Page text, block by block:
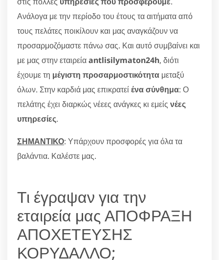
Ανάλογα με την περίοδο του έτους τα αιτήματα από
τους πελάτες ποικίλουν και μας αναγκάζουν να
προσαρμοζόμαστε πάνω σας. Και αυτό συμβαίνει και
με μας στην εταιρείαantlisilymaton24h, διότι
έχουμε τη μέγιστη προσαρμοστικότητα μεταξύ
όλων. Στην καρδιά μας επικρατείένα σύνθημα: Ο
πελάτης έχει διαρκώς νέεες ανάγκες κι εμείς νέες
υπηρεσίες.
ΣΗΜΑΝΤΙΚΟ: Υπάρχουν προσφορές για όλα τα
βαλάντια. Καλέστε μας.
Τι έγραψαν για την
εταιρεία μας ΑΠΟΦΡΑΞΗ
ΑΠΟΧΕΤΕΥΣΗΣ
ΚΟΡΥΔΑΛΛΟ;